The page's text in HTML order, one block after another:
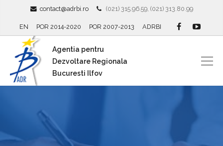
contact@adrbi.ro (021) 315.96.59, (021) 313.80.99
EN POR 2014-2020 POR 2007-2013 ADRBI
Agentia pentru
Dezvoltare Regionala
Bucuresti Ilfov